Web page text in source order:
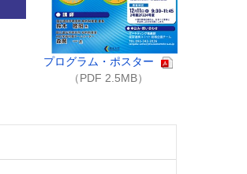
プログラム・ポスター
（PDF 2.5MB）